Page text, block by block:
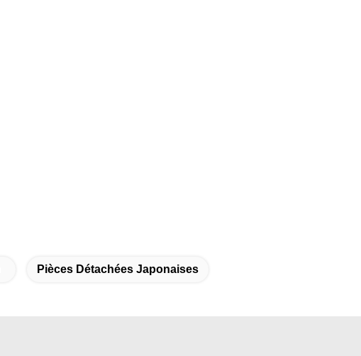
Pièces Détachées Japonaises